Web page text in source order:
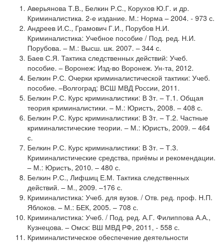
Аверьянова Т.В., Белкин Р.С., Корухов Ю.Г. и др.
Криминалистика. 2-е издание. М.: Норма – 2004. - 973 с.
Андреев И.С., Грамович Г.И., Порубов Н.И.
Криминалистика: Учебное пособие / Под. ред. Н.И.
Порубова. – М.: Высш. шк. 2007. – 344 с.
Баев С.Я. Тактика следственных действий: Учеб.
пособие. – Воронеж: Изд-во Воронеж. Ун-та, 2012.
Белкин Р.С. Очерки криминалистической тактики: Учеб.
пособие. –Волгоград: ВСШ МВД России, 2011.
Белкин Р.С. Курс криминалистики: В 3т. – Т.1. Общая
теория криминалистики. – М.: Юристъ, 2008. – 408 с.
Белкин Р.С. Курс криминалистики: В 3т. – Т.2. Частные
криминалистические теории. – М.: Юристъ, 2009. – 464
с.
Белкин Р.С. Курс криминалистики: В 3т. – Т.3.
Криминалистические средства, приёмы и рекомендации.
– М.: Юристъ, 2010. – 480 с.
Белкин Р.С., Лифшиц Е.М. Тактика следственных
действий. – М., 2009. –176 с.
Криминалистика: Учеб. для вузов. / Отв. ред. проф. Н.П.
Яблоков. – М.: БЕК, 2005. – 708 с.
Криминалистика: Учеб. / Под. ред. А.Г. Филиппова А.А.,
Кузнецова. – Омск: ВШ МВД РФ, 2011, - 558 с.
Криминалистическое обеспечение деятельности